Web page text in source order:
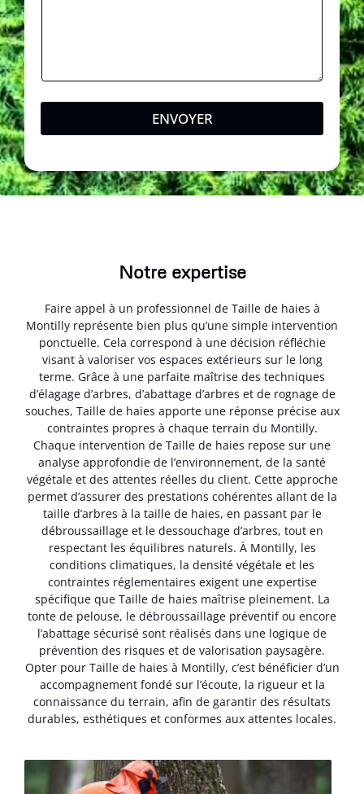
ENVOYER
Notre expertise
Faire appel à un professionnel de Taille de haies à
Montilly représente bien plus qu’une simple intervention
ponctuelle. Cela correspond à une décision réfléchie
visant à valoriser vos espaces extérieurs sur le long
terme. Grâce à une parfaite maîtrise des techniques
d’élagage d’arbres, d’abattage d’arbres et de rognage de
souches, Taille de haies apporte une réponse précise aux
contraintes propres à chaque terrain du Montilly.
Chaque intervention de Taille de haies repose sur une
analyse approfondie de l’environnement, de la santé
végétale et des attentes réelles du client. Cette approche
permet d’assurer des prestations cohérentes allant de la
taille d’arbres à la taille de haies, en passant par le
débroussaillage et le dessouchage d’arbres, tout en
respectant les équilibres naturels. À Montilly, les
conditions climatiques, la densité végétale et les
contraintes réglementaires exigent une expertise
spécifique que Taille de haies maîtrise pleinement. La
tonte de pelouse, le débroussaillage préventif ou encore
l’abattage sécurisé sont réalisés dans une logique de
prévention des risques et de valorisation paysagère.
Opter pour Taille de haies à Montilly, c’est bénéficier d’un
accompagnement fondé sur l’écoute, la rigueur et la
connaissance du terrain, afin de garantir des résultats
durables, esthétiques et conformes aux attentes locales.